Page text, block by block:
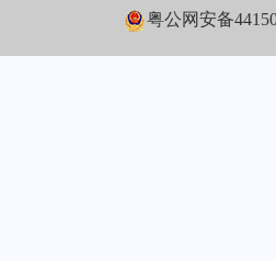
粤公网安备